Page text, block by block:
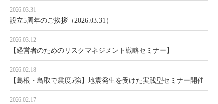
2026.03.31
設立5周年のご挨拶（2026.03.31）
2026.03.12
【経営者のためのリスクマネジメント戦略セミナー】
2026.02.18
【島根・鳥取で震度5強】地震発生を受けた実践型セミナー開催
2026.02.17